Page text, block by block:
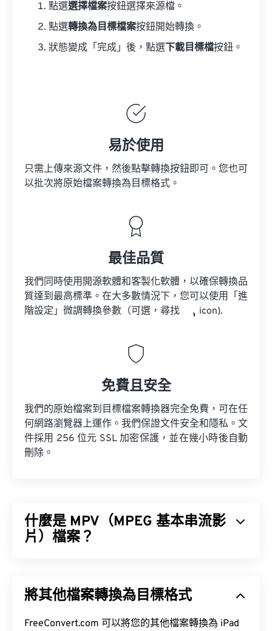
點選選擇檔案按鈕選擇來源檔。
點選轉換為目標檔案按鈕開始轉換。
狀態變成「完成」後，點選 下載目標檔按鈕。
易於使用
只需上傳來源文件，然後點擊轉換按鈕即可。您也可
以批次將原始檔案轉換為目標格式。
最佳品質
我們同時使用開源軟體和客製化軟體，以確保轉換品
質達到最高標準。在大多數情況下，您可以使用「進
階設定」微調轉換參數（可選，尋找
icon).
免費且安全
我們的原始檔案到目標檔案轉換器完全免費，可在任
何網路瀏覽器上運作。我們保證文件安全和隱私。文
件採用 256 位元 SSL 加密保護，並在幾小時後自動
刪除。
什麼是 MPV（MPEG 基本串流影
片）檔案？
運行。
OSC
將其他檔案轉換為目標格式
FreeConvert.com 可以將您的其他檔案轉換為 iPad